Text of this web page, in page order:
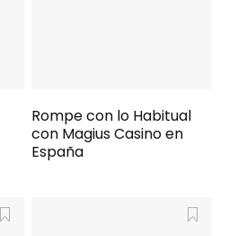
Rompe con lo Habitual
con Magius Casino en
España